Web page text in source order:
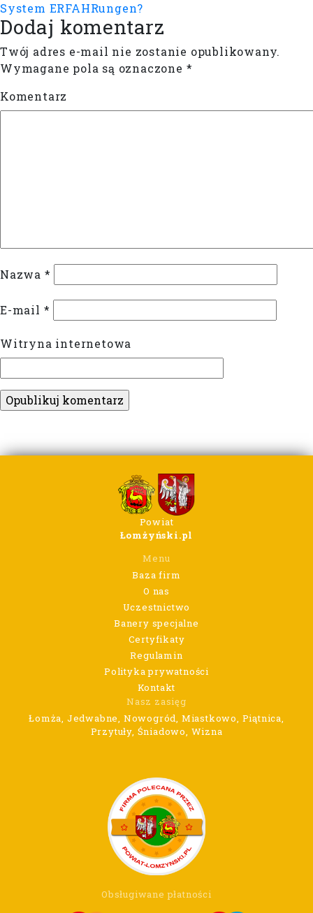
System ERFAHRungen?
Dodaj komentarz
Twój adres e-mail nie zostanie opublikowany.
Wymagane pola są oznaczone *
Komentarz
Nazwa *
E-mail *
Witryna internetowa
Powiat
Łomżyński.pl
Menu
Baza firm
O nas
Uczestnictwo
Banery specjalne
Certyfikaty
Regulamin
Polityka prywatności
Kontakt
Nasz zasięg
Łomża, Jedwabne, Nowogród, Miastkowo, Piątnica,
Przytuły, Śniadowo, Wizna
Obsługiwane płatności